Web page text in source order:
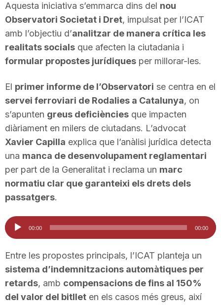
g
o
a
Aquesta iniciativa s’emmarca dins del nou
Observatori Societat i Dret, impulsat per l’ICAT
amb l’objectiu d’analitzar de manera crítica les
realitats socials que afecten la ciutadania i
formular propostes jurídiques per millorar-les.
El primer informe de l’Observatori se centra en el
servei ferroviari de Rodalies a Catalunya, on
s’apunten greus deficiències que impacten
diàriament en milers de ciutadans. L’advocat
Xavier Capilla explica que l’anàlisi jurídica detecta
una manca de desenvolupament reglamentari
per part de la Generalitat i reclama un marc
normatiu clar que garanteixi els drets dels
passatgers.
Reproductor
d'àudio
00:00 00:00
Entre les propostes principals, l’ICAT planteja un
sistema d’indemnitzacions automàtiques per
retards, amb compensacions de fins al 150%
del valor del bitllet en els casos més greus, així